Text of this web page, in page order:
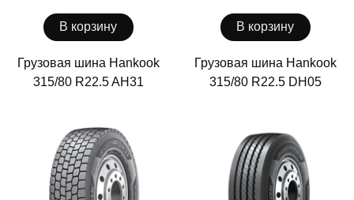
В корзину
Грузовая шина Hankook
315/80 R22.5 AH31
В корзину
Грузовая шина Hankook
315/80 R22.5 DH05